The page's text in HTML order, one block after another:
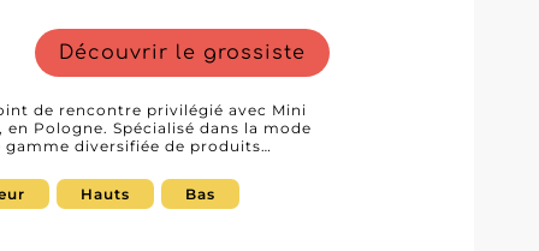
Découvrir le grossiste
de rencontre privilégié avec Mini
Pologne. Spécialisé dans la mode
diversifiée de produits
des professionnels du secteur de
trouveront en Mini Kid S A un
prêt à répondre aux attentes les
Hauts Bas